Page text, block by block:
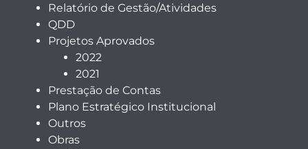
Relatório de Gestão/Atividades
QDD
Projetos Aprovados
2022
2021
Prestação de Contas
Plano Estratégico Institucional
Outros
Obras